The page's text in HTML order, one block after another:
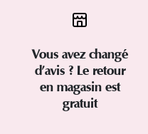
Vous avez changé
d’avis ? Le retour
en magasin est
gratuit